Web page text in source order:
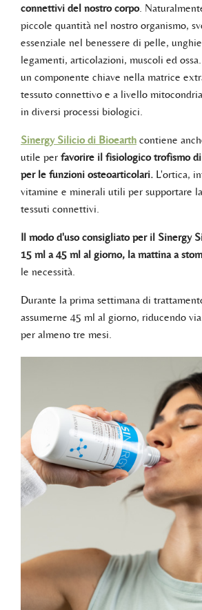
connettivi del nostro corpo.
piccole quantità nel nostro organismo,
essenziale nel benessere di pelle,
legamenti, articolazioni, muscoli ed
un componente chiave nella matrice
tessuto connettivo e a livello
in diversi processi biologici.
Sinergy Silicio di Bioearth contiene
utile per favorire il fisiologico trofismo
per le funzioni osteoarticolari. L'ortica,
vitamine e minerali utili per supportare
tessuti connettivi.
Il modo d'uso consigliato per il Sinergy
15 ml a 45 ml al giorno, la mattina a
le necessità.
Durante la prima settimana di
assumerne 45 ml al giorno, riducendo
per almeno tre mesi.